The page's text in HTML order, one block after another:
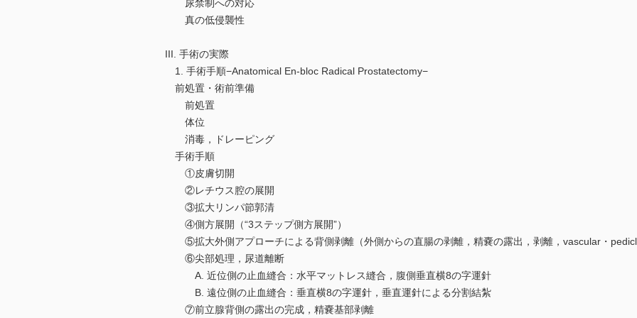
尿禁制への対応
真の低侵襲性
III. 手術の実際
1. 手術手順−Anatomical En-bloc Radical Prostatectomy−
前処置・術前準備
前処置
体位
消毒，ドレーピング
手術手順
①皮膚切開
②レチウス腔の展開
③拡大リンパ節郭清
④側方展開（“3ステップ側方展開”）
⑤拡大外側アプローチによる背側剥離（外側からの直腸の剥離，精嚢の露出，剥離，vascular・
⑥尖部処理，尿道離断
A. 近位側の止血縫合：水平マットレス縫合，腹側垂直横8の字運針
B. 遠位側の止血縫合：垂直横8の字運針，垂直運針による分割結紮
⑦前立腺背側の露出の完成，精嚢基部剥離